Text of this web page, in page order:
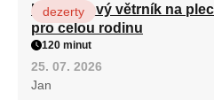
Karamelový větrník na
pro celou rodinu
dezerty
120 minut
25. 07. 2026
Jan